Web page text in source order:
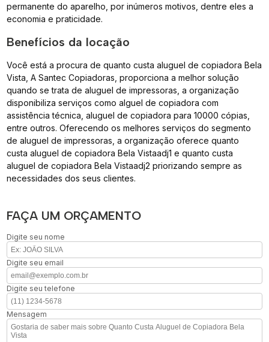
permanente do aparelho, por inúmeros motivos, dentre eles a
economia e praticidade.
Benefícios da locação
Você está a procura de quanto custa aluguel de copiadora Bela
Vista, A Santec Copiadoras, proporciona a melhor solução
quando se trata de aluguel de impressoras, a organização
disponibiliza serviços como alguel de copiadora com
assistência técnica, aluguel de copiadora para 10000 cópias,
entre outros. Oferecendo os melhores serviços do segmento
de aluguel de impressoras, a organização oferece quanto
custa aluguel de copiadora Bela Vistaadj1 e quanto custa
aluguel de copiadora Bela Vistaadj2 priorizando sempre as
necessidades dos seus clientes.
FAÇA UM ORÇAMENTO
Digite seu nome
Digite seu email
Digite seu telefone
Mensagem